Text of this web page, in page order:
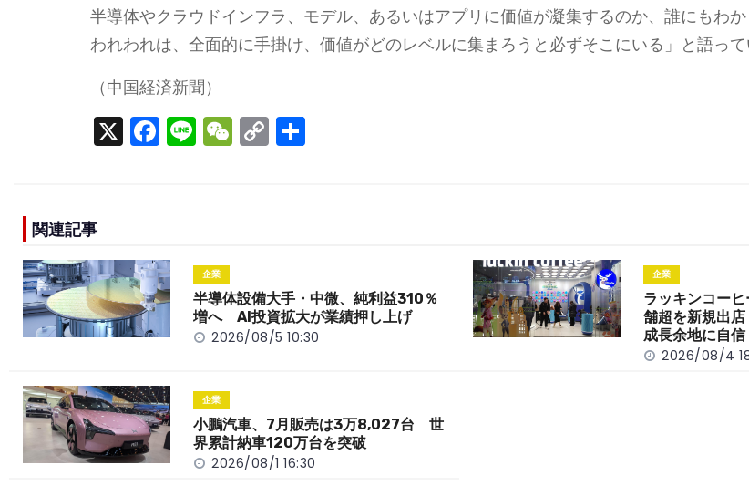
半導体やクラウドインフラ、モデル、あるいはアプリに価値が凝集するのか、誰にもわか
われわれは、全面的に手掛け、価値がどのレベルに集まろうと必ずそこにいる」と語って
（中国経済新聞）
X F
a
o
o
k
Li
n
W
e
C
o
k
関連記事
企業
半導体設備大手・中微、純利益310％
増へ AI投資拡大が業績押し上げ
2026/08/5 10:30
企業
ラッキンコー
舗超を新規出
成長余地に自信
2026/08/4
企業
小鵬汽車、7月販売は3万8,027台 世
界累計納車120万台を突破
2026/08/1 16:30